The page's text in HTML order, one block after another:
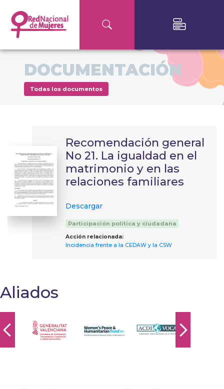
DOCUMENTACIÓN
Todas los documentos
Recomendación general
No 21. La igualdad en el
matrimonio y en las
relaciones familiares
Descargar
Participación política y ciudadana
Acción relacionada:
Incidencia frente a la CEDAW y la CSW
Aliados